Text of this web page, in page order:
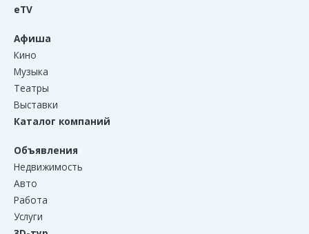
eTV
Афиша
Кино
Музыка
Театры
Выставки
Каталог компаний
Объявления
Недвижимость
Авто
Работа
Услуги